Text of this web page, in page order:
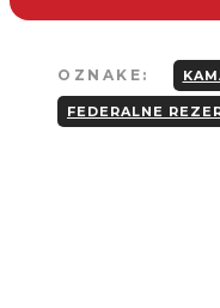
OZNAKE:
FEDERALNE